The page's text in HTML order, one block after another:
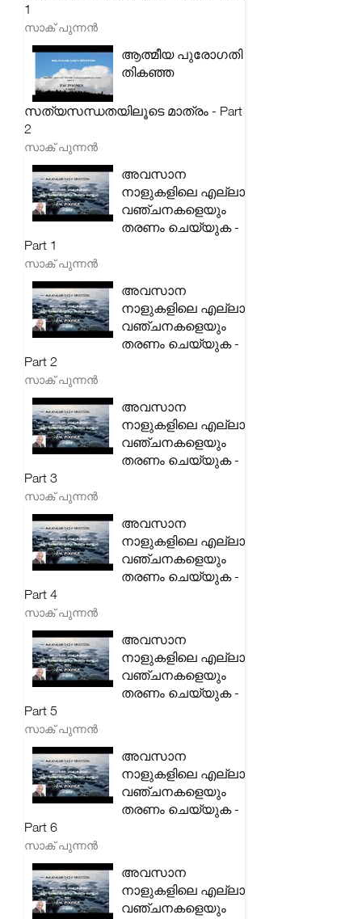
1
സാക് പുന്നൻ
ആത്മീയ പുരോഗതി
തികഞ്ഞ
സത്യസന്ധതയിലൂടെ മാത്രം - Part
2
സാക് പുന്നൻ
അവസാന
നാളുകളിലെ എല്ലാ
വഞ്ചനകളെയും
തരണം ചെയ്യുക -
Part 1
സാക് പുന്നൻ
അവസാന
നാളുകളിലെ എല്ലാ
വഞ്ചനകളെയും
തരണം ചെയ്യുക -
Part 2
സാക് പുന്നൻ
അവസാന
നാളുകളിലെ എല്ലാ
വഞ്ചനകളെയും
തരണം ചെയ്യുക -
Part 3
സാക് പുന്നൻ
അവസാന
നാളുകളിലെ എല്ലാ
വഞ്ചനകളെയും
തരണം ചെയ്യുക -
Part 4
സാക് പുന്നൻ
അവസാന
നാളുകളിലെ എല്ലാ
വഞ്ചനകളെയും
തരണം ചെയ്യുക -
Part 5
സാക് പുന്നൻ
അവസാന
നാളുകളിലെ എല്ലാ
വഞ്ചനകളെയും
തരണം ചെയ്യുക -
Part 6
സാക് പുന്നൻ
അവസാന
നാളുകളിലെ എല്ലാ
വഞ്ചനകളെയും